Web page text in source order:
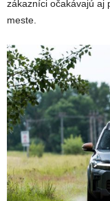
zákazníci očakávajú aj
meste.